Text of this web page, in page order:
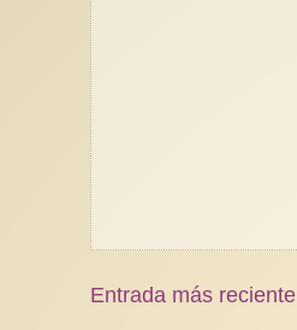
Entrada más reciente